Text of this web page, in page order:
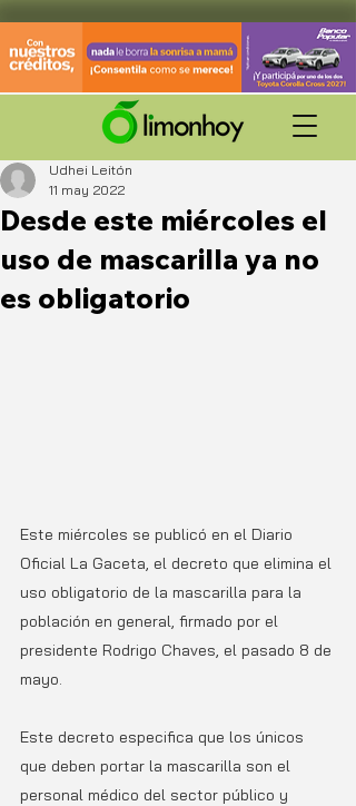
Desde este miércoles el
uso de mascarilla ya no
es obligatorio
Udhei Leitón
11 may 2022
Este miércoles se publicó en el Diario
Oficial La Gaceta, el decreto que elimina el
uso obligatorio de la mascarilla para la
población en general, firmado por el
presidente Rodrigo Chaves, el pasado 8 de
mayo.
Este decreto especifica que los únicos
que deben portar la mascarilla son el
personal médico del sector público y